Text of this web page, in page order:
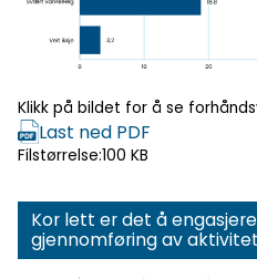
Klikk på bildet for å se
Last ned PDF
Filstørrelse:100 KB
Kor lett er det å
gjennomføring av